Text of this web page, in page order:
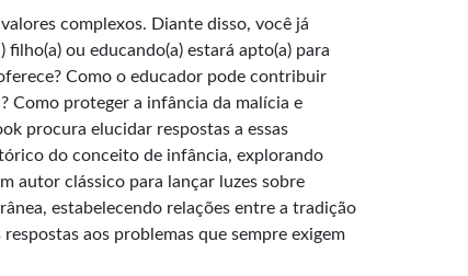
complexos. Diante disso, você já
filho(a) ou educando(a) estará apto(a) para
Como o educador pode contribuir
Como proteger a infância da malícia e
procura elucidar respostas a essas
do conceito de infância, explorando
autor clássico para lançar luzes sobre
estabelecendo relações entre a tradição
aos problemas que sempre exigem